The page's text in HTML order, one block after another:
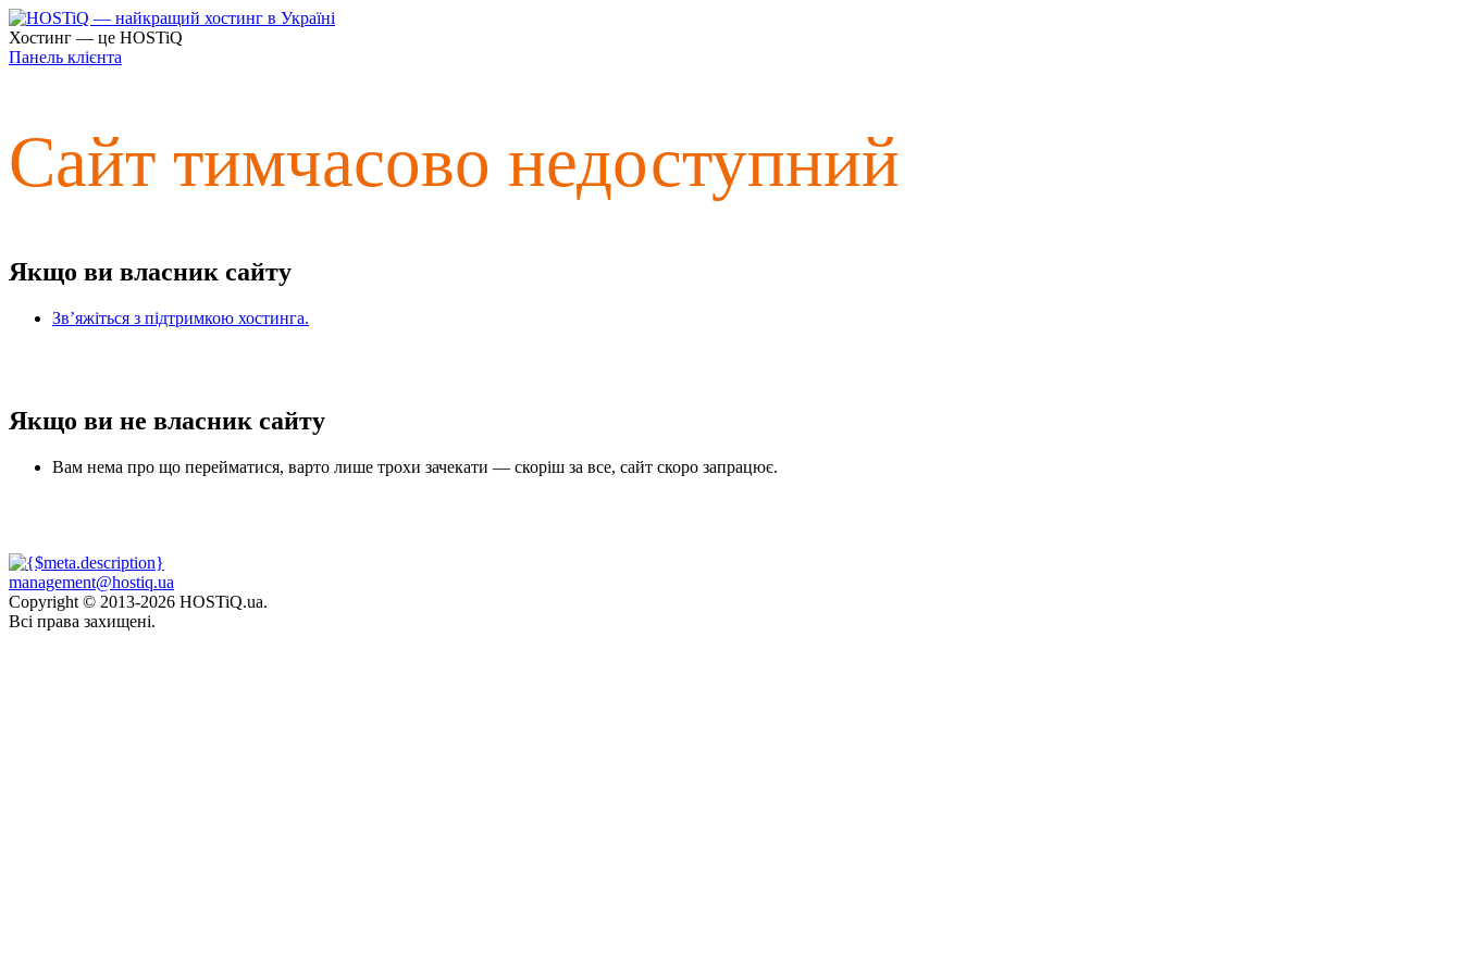
Хостинг — це HOSTiQ
Панель клієнта
Сайт тимчасово недоступний
Якщо ви власник сайту
Зв’яжіться з підтримкою хостинга.
Якщо ви не власник сайту
Вам нема про що перейматися, варто лише трохи зачекати — скоріш за все, сайт скоро запрацює.
management@hostiq.ua
Copyright © 2013-2026 HOSTiQ.ua.
Всі права захищені.